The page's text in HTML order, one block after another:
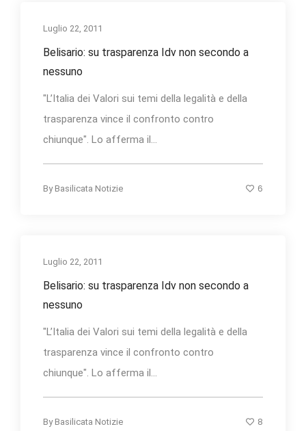
Luglio 22, 2011
Belisario: su trasparenza Idv non secondo a
nessuno
"L’Italia dei Valori sui temi della legalità e della
trasparenza vince il confronto contro
chiunque". Lo afferma il...
By Basilicata Notizie 6
Luglio 22, 2011
Belisario: su trasparenza Idv non secondo a
nessuno
"L’Italia dei Valori sui temi della legalità e della
trasparenza vince il confronto contro
chiunque". Lo afferma il...
By Basilicata Notizie 8